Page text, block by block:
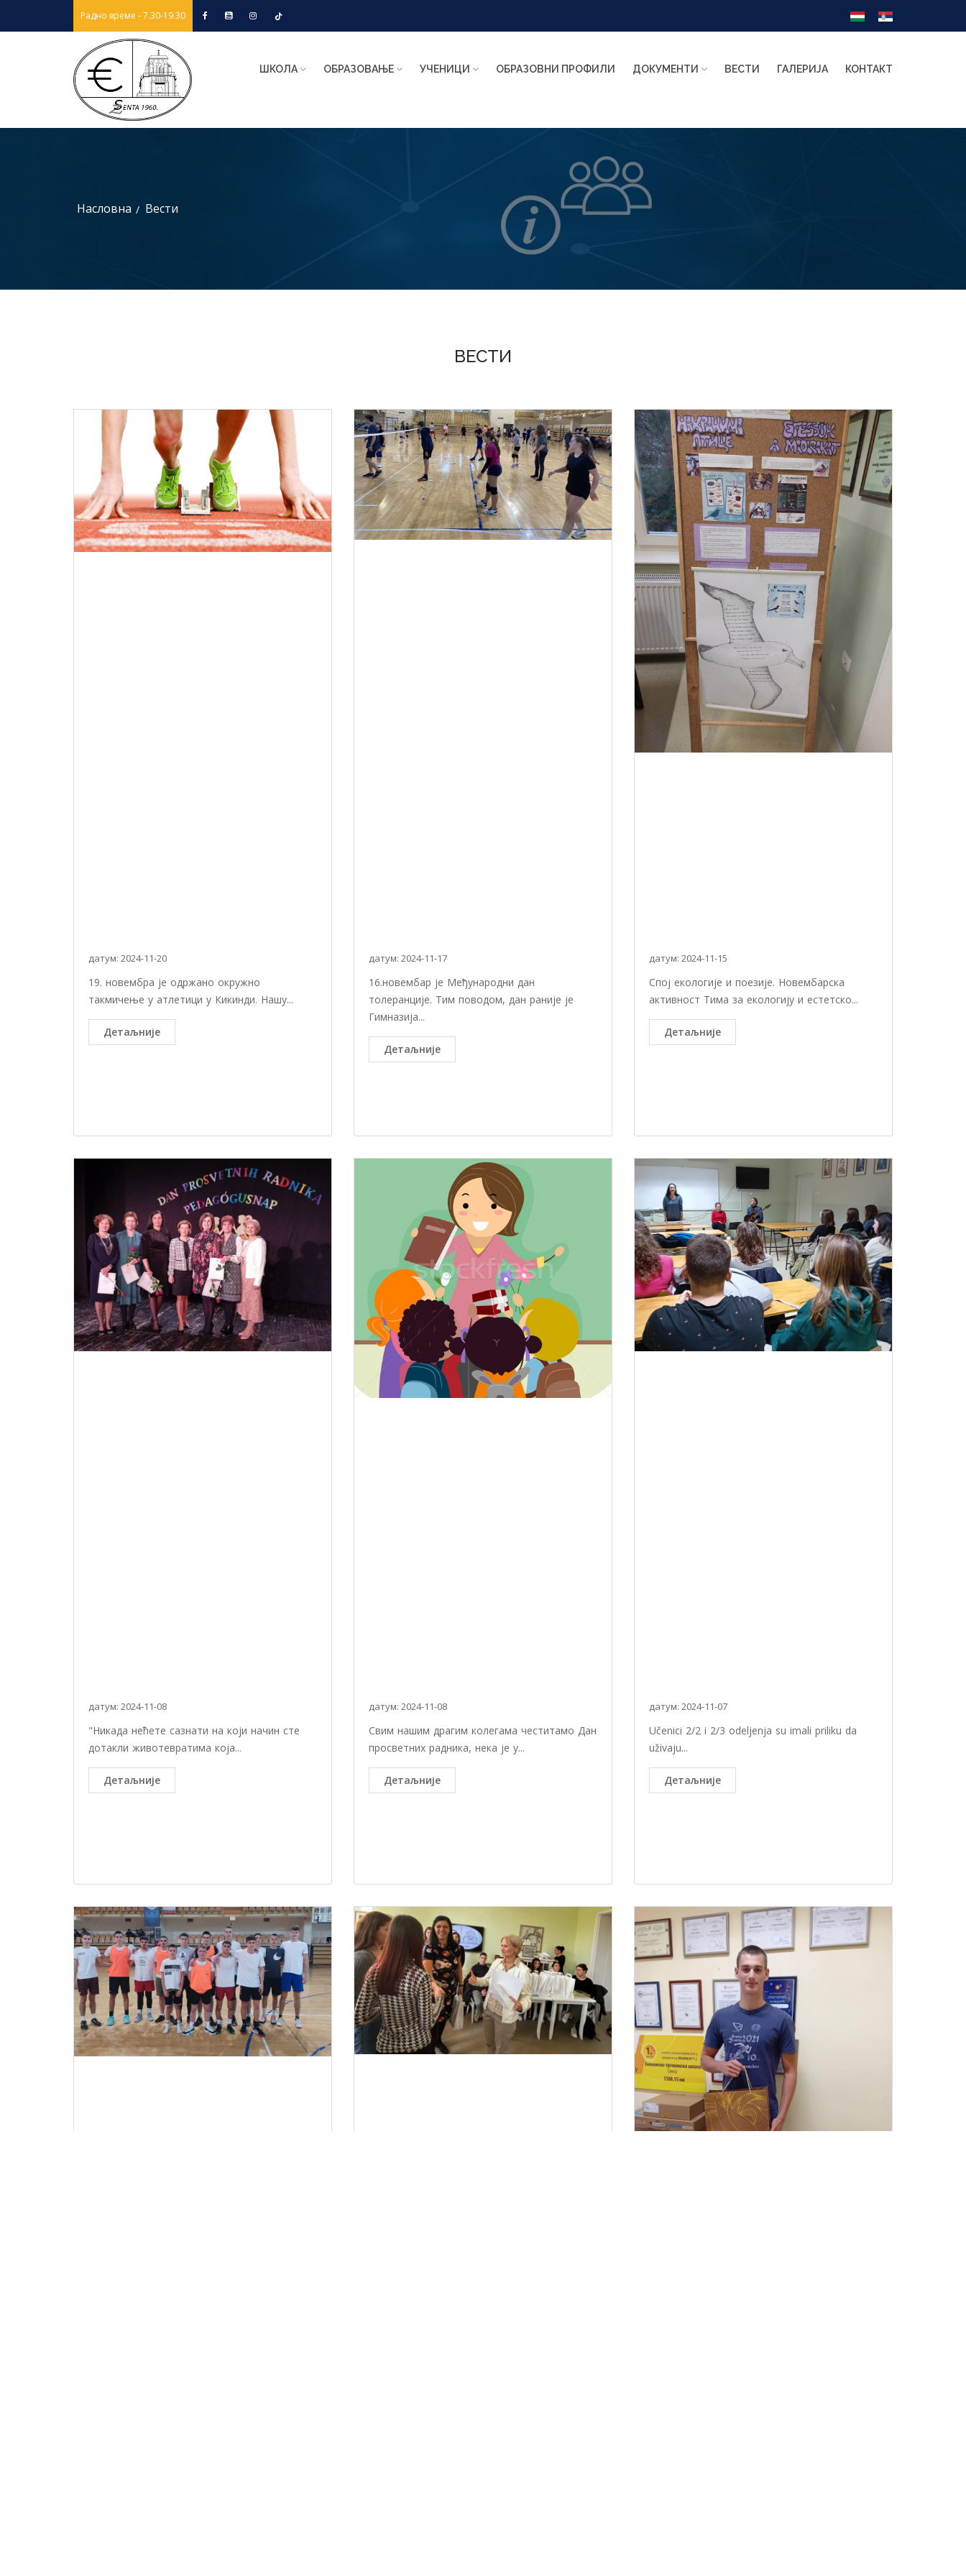
Радно време - 7.30-19.30
ШКОЛА ОБРАЗОВАЊЕ УЧЕНИЦИ ОБРАЗОВНИ ПРОФИЛИ ДОКУМЕНТИ ВЕСТИ ГАЛЕРИЈА КОНТАКТ
Насловна Вести
ВЕСТИ
датум: 2024-11-20
19. новембра је одржано окружно
такмичење у атлетици у Кикинди. Нашу...
Детаљније
датум: 2024-11-17
16.новембар је Међународни дан
толеранције. Тим поводом, дан раније је
Гимназија...
Детаљније
датум: 2024-11-15
Спој екологије и поезије. Новембарска
активност Тима за екологију и естетско...
Детаљније
датум: 2024-11-08
"Никада нећете сазнати на који начин сте
дотакли животевратима која...
Детаљније
датум: 2024-11-08
Свим нашим драгим колегама честитамо Дан
просветних радника, нека је у...
Детаљније
датум: 2024-11-07
Učenici 2/2 i 2/3 odeljenja su imali priliku da
uživaju...
Детаљније